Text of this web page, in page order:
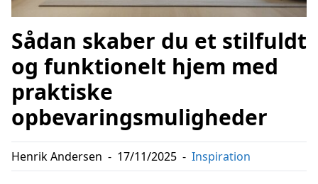
Sådan skaber du et stilfuldt
og funktionelt hjem med
praktiske
opbevaringsmuligheder
Henrik Andersen - 17/11/2025 - Inspiration